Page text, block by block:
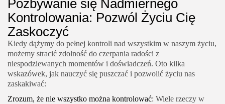
Pozbywanie się Nadmiernego
Kontrolowania: Pozwól Życiu Cię
Zaskoczyć
Kiedy dążymy do pełnej kontroli nad wszystkim w naszym życiu,
możemy stracić zdolność do czerpania radości z
niespodziewanych momentów i doświadczeń. Oto kilka
wskazówek, jak nauczyć się puszczać i pozwolić życiu nas
zaskakiwać:
Zrozum, że nie wszystko można kontrolować: Wiele rzeczy w